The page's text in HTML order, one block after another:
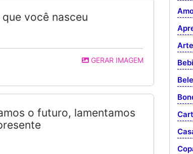
você nasceu
GERAR IMAGEM
o futuro, lamentamos